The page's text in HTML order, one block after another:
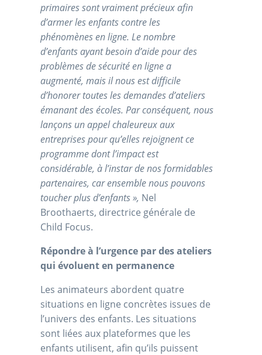
primaires sont vraiment précieux afin
d’armer les enfants contre les
phénomènes en ligne. Le nombre
d’enfants ayant besoin d’aide pour des
problèmes de sécurité en ligne a
augmenté, mais il nous est difficile
d’honorer toutes les demandes d’ateliers
émanant des écoles. Par conséquent, nous
lançons un appel chaleureux aux
entreprises pour qu’elles rejoignent ce
programme dont l’impact est
considérable, à l’instar de nos formidables
partenaires, car ensemble nous pouvons
toucher plus d’enfants », Nel
Broothaerts, directrice générale de
Child Focus.
Répondre à l’urgence par des ateliers
qui évoluent en permanence
Les animateurs abordent quatre
situations en ligne concrètes issues de
l’univers des enfants. Les situations
sont liées aux plateformes que les
enfants utilisent, afin qu’ils puissent